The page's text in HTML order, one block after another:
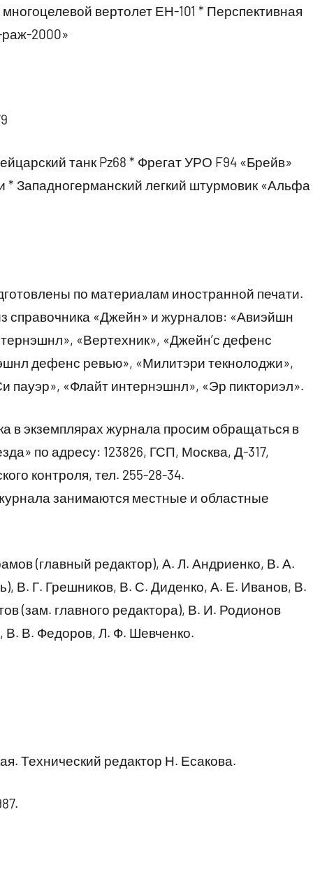
вертолет ЕН-101 * Перспективная
2000»
танк Pz68 * Фрегат УРО F94 «Брейв»
Западногерманский легкий штурмовик «Альфа
по материалам иностранной печати.
справочника «Джейн» и журналов: «Авиэйшн
«Вертехник», «Джейн’с дефенс
дефенс ревью», «Милитэри текнолоджи»,
пауэр», «Флайт интернэшнл», «Эр пикториэл».
в экземплярах журнала просим обращаться в
по адресу: 123826, ГСП, Москва, Д-317,
контроля, тел. 255-28-34.
занимаются местные и областные
(главный редактор), А. Л. Андриенко, В. А.
В. Г. Грешников, В. С. Диденко, А. Е. Иванов, В.
(зам. главного редактора), В. И. Родионов
В. В. Федоров, Л. Ф. Шевченко.
Технический редактор Н. Есакова.